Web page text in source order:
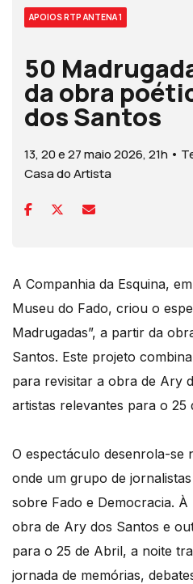
APOIOS RTP ANTENA 1
50
da obra
dos Santos
13, 20 e 27 maio 2026, 21h •
Casa do Artista
A Companhia da Esquina,
Museu do Fado, criou o
Madrugadas”, a partir da
Santos. Este projeto
para revisitar a obra de Ary
artistas relevantes para o 25
O espectáculo desenrola-se
onde um grupo de
sobre Fado e Democracia.
obra de Ary dos Santos e
para o 25 de Abril, a noite
jornada de memórias,